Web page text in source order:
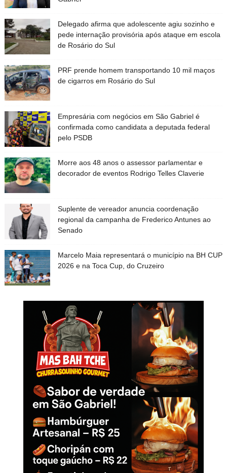
Delegado afirma que adolescente agiu sozinho e
pede internação provisória após ataque em escola
de Rosário do Sul
PRF prende homem transportando 10 mil maços
de cigarros em Rosário do Sul
Empresária com negócios em São Gabriel é
confirmada como candidata a deputada federal
pelo PSDB
Morre aos 48 anos o assessor parlamentar e
decorador de eventos Rodrigo Telles Claverie
Suplente de vereador anuncia coordenação
regional da campanha de Frederico Antunes ao
Senado
Marcelo Maia representará o município na BH CUP
2026 e na Toca Cup, do Cruzeiro